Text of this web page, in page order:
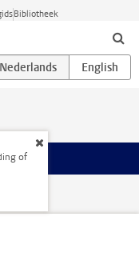
Bibliotheek
of